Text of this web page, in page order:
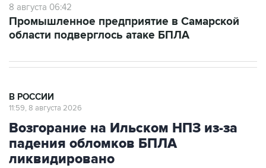
8 августа 06:42
Промышленное предприятие в Самарской
области подверглось атаке БПЛА
В РОССИИ
11:59, 8 августа 2026
Возгорание на Ильском НПЗ из-за
падения обломков БПЛА
ликвидировано